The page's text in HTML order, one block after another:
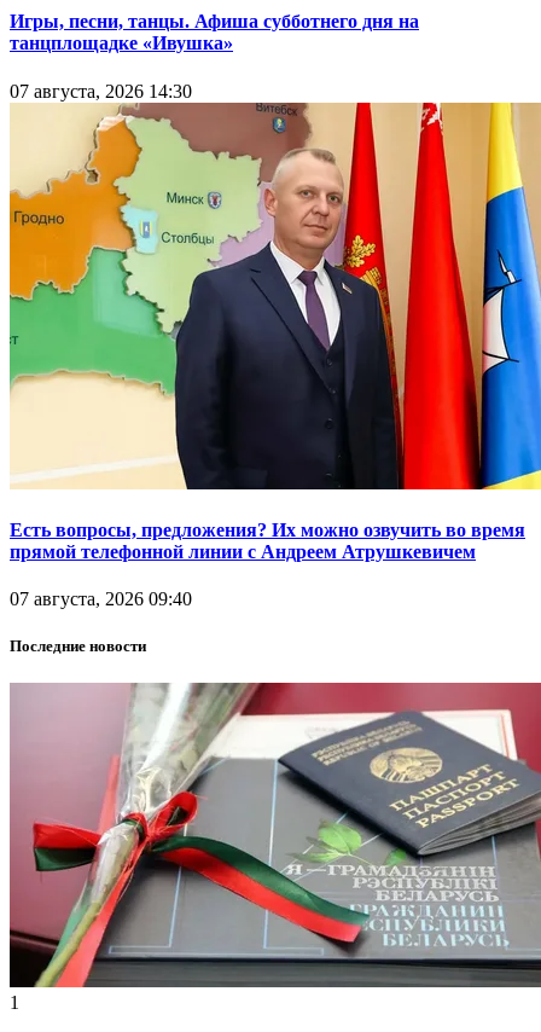
Игры, песни, танцы. Афиша субботнего дня на
танцплощадке «Ивушка»
07 августа, 2026 14:30
Есть вопросы, предложения? Их можно озвучить во время
прямой телефонной линии с Андреем Атрушкевичем
07 августа, 2026 09:40
Последние новости
1